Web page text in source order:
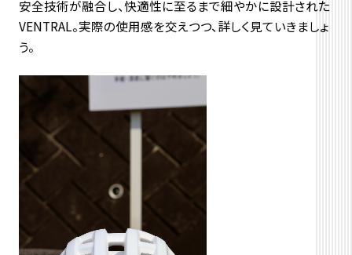
安全技術が融合し、快適性に至るまで細やかに設計された
VENTRAL。実際の使用感を交えつつ、詳しく見ていきましょ
う。